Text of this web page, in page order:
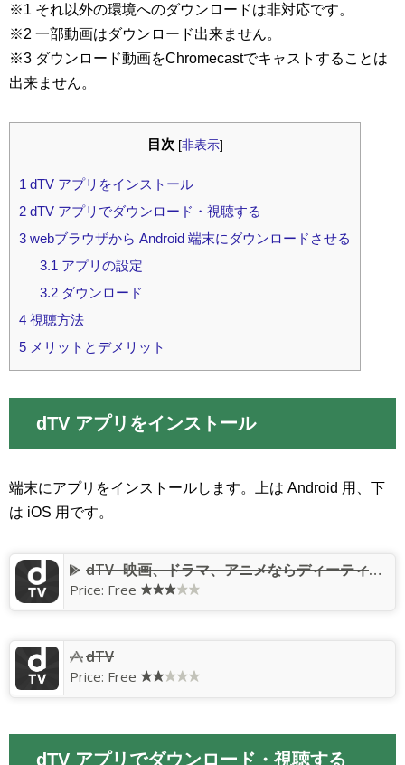
※1 それ以外の環境へのダウンロードは非対応です。
※2 一部動画はダウンロード出来ません。
※3 ダウンロード動画をChromecastでキャストすることは
出来ません。
目次 [非表示]
1 dTV アプリをインストール
2 dTV アプリでダウンロード・視聴する
3 webブラウザから Android 端末にダウンロードさせる
3.1 アプリの設定
3.2ダウンロード
4 視聴方法
5 メリットとデメリット
dTV アプリをインストール
端末にアプリをインストールします。上は Android 用、下
は iOS 用です。
dTV -映画、ドラマ、アニメならディーティービー-
Price: Free
dTV
Price: Free
dTV アプリでダウンロード・視聴する